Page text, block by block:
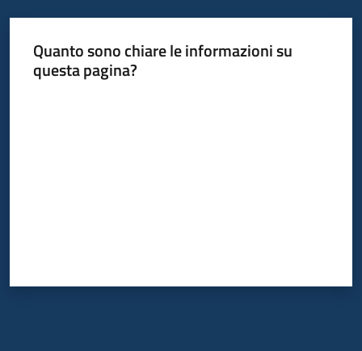
Informazioni
locali
Quanto sono chiare le informazioni su
questa pagina?